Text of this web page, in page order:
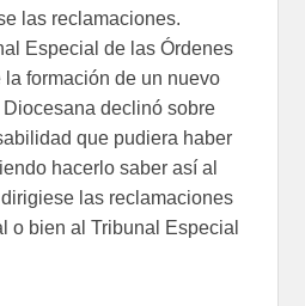
las reclamaciones.
Especial de las Órdenes
formación de un nuevo
declinó sobre
que pudiera haber
hacerlo saber así al
las reclamaciones
o bien al Tribunal Especial